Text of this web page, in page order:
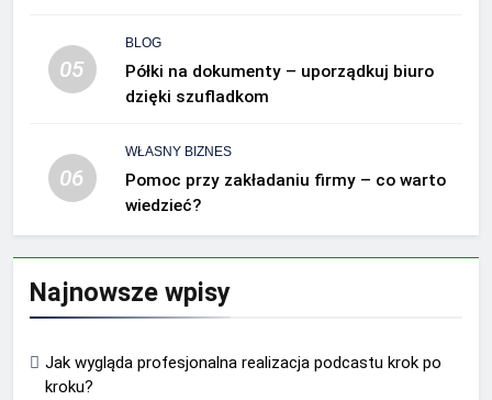
05
BLOG
Półki na dokumenty – uporządkuj biuro
dzięki szufladkom
06
WŁASNY BIZNES
Pomoc przy zakładaniu firmy – co warto
wiedzieć?
Najnowsze wpisy
Jak wygląda profesjonalna realizacja podcastu krok po
kroku?